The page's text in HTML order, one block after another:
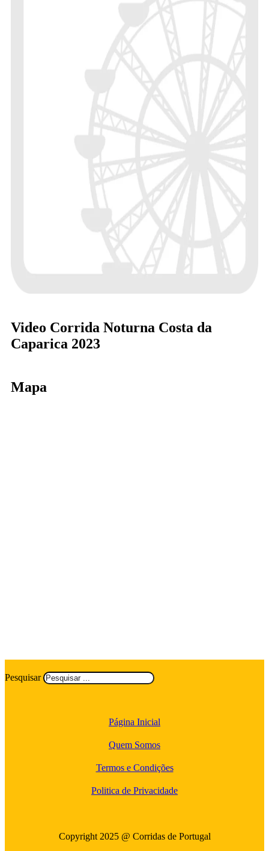
Video Corrida Noturna Costa da
Caparica 2023
Mapa
Pesquisar
Página Inicial
Quem Somos
Termos e Condições
Politica de Privacidade
Copyright 2025 @ Corridas de Portugal